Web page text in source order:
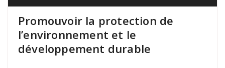
Promouvoir la protection de
l’environnement et le
développement durable